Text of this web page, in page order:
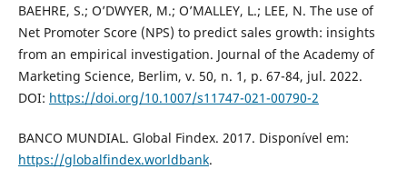
BAEHRE, S.; O’DWYER, M.; O’MALLEY, L.; LEE, N. The use of
Net Promoter Score (NPS) to predict sales growth: insights
from an empirical investigation. Journal of the Academy of
Marketing Science, Berlim, v. 50, n. 1, p. 67-84, jul. 2022.
DOI: https://doi.org/10.1007/s11747-021-00790-2
BANCO MUNDIAL. Global Findex. 2017. Disponível em:
https://globalfindex.worldbank.